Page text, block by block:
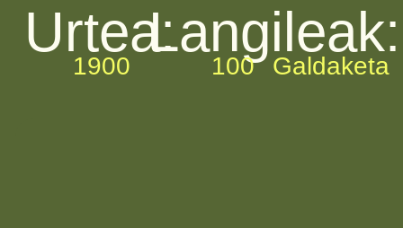
Urtea:
1900
Langileak:
100 Galdaketa